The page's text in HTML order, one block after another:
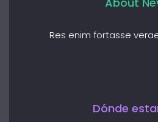
Res enim fortasse
Dónde